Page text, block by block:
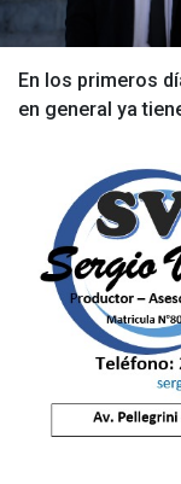
En los primeros
en general ya